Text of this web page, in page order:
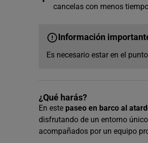
cancelas con menos
Información
Es necesario estar en el
¿Qué harás?
En este paseo en barco al
disfrutando de un entorno
acompañados por un equipo